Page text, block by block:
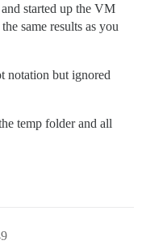
started up the VM
same results as you
notation but ignored
temp folder and all